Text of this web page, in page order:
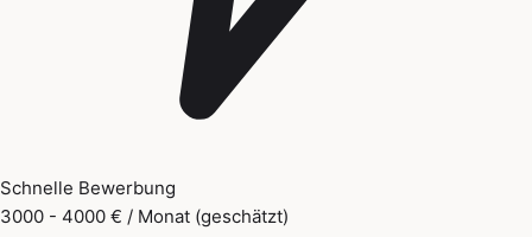
Schnelle Bewerbung
3000 - 4000 € / Monat (geschätzt)